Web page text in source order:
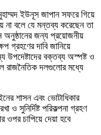
ইউনূস জাপান সফরে গিয়ে
না বলে যে মন্তব্য করেছেন তা
অনুষ্ঠানের জন্য প্রয়োজনীয়
গ্রহণের দাবি জানিয়ে
উপদেষ্টাদের বক্তব্য অস্পষ্ট ও
রাজনৈতিক দলগুলোর মধ্যে
শাসন এবং ভোটাধিকার
ও সুনির্দিষ্ট পরিকল্পনা গ্রহণ
চাপিয়ে দেয়া হবে